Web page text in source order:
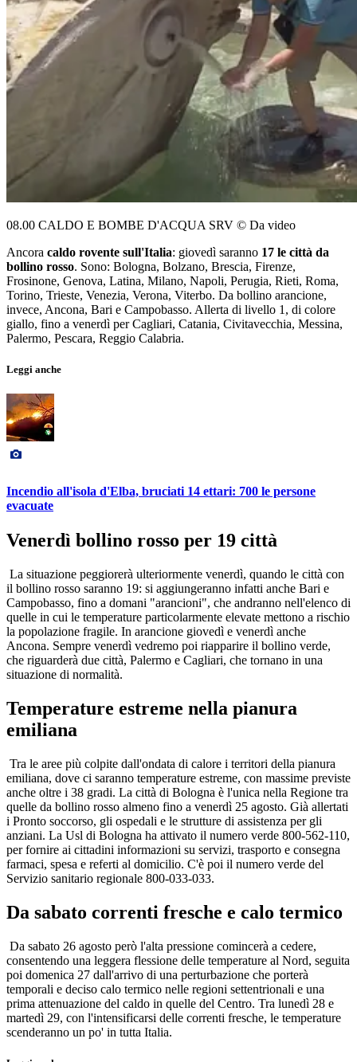
08.00 CALDO E BOMBE D'ACQUA SRV © Da video
Ancora caldo rovente sull'Italia: giovedì saranno 17 le città da
bollino rosso. Sono: Bologna, Bolzano, Brescia, Firenze,
Frosinone, Genova, Latina, Milano, Napoli, Perugia, Rieti, Roma,
Torino, Trieste, Venezia, Verona, Viterbo. Da bollino arancione,
invece, Ancona, Bari e Campobasso. Allerta di livello 1, di colore
giallo, fino a venerdì per Cagliari, Catania, Civitavecchia, Messina,
Palermo, Pescara, Reggio Calabria.
Leggi anche
Incendio all'isola d'Elba, bruciati 14 ettari: 700 le persone
evacuate
Venerdì bollino rosso per 19 città
La situazione peggiorerà ulteriormente venerdì, quando le città con
il bollino rosso saranno 19: si aggiungeranno infatti anche Bari e
Campobasso, fino a domani "arancioni", che andranno nell'elenco di
quelle in cui le temperature particolarmente elevate mettono a rischio
la popolazione fragile. In arancione giovedì e venerdì anche
Ancona. Sempre venerdì vedremo poi riapparire il bollino verde,
che riguarderà due città, Palermo e Cagliari, che tornano in una
situazione di normalità.
Temperature estreme nella pianura
emiliana
Tra le aree più colpite dall'ondata di calore i territori della pianura
emiliana, dove ci saranno temperature estreme, con massime previste
anche oltre i 38 gradi. La città di Bologna è l'unica nella Regione tra
quelle da bollino rosso almeno fino a venerdì 25 agosto. Già allertati
i Pronto soccorso, gli ospedali e le strutture di assistenza per gli
anziani. La Usl di Bologna ha attivato il numero verde 800-562-110,
per fornire ai cittadini informazioni su servizi, trasporto e consegna
farmaci, spesa e referti al domicilio. C'è poi il numero verde del
Servizio sanitario regionale 800-033-033.
Da sabato correnti fresche e calo termico
Da sabato 26 agosto però l'alta pressione comincerà a cedere,
consentendo una leggera flessione delle temperature al Nord, seguita
poi domenica 27 dall'arrivo di una perturbazione che porterà
temporali e deciso calo termico nelle regioni settentrionali e una
prima attenuazione del caldo in quelle del Centro. Tra lunedì 28 e
martedì 29, con l'intensificarsi delle correnti fresche, le temperature
scenderanno un po' in tutta Italia.